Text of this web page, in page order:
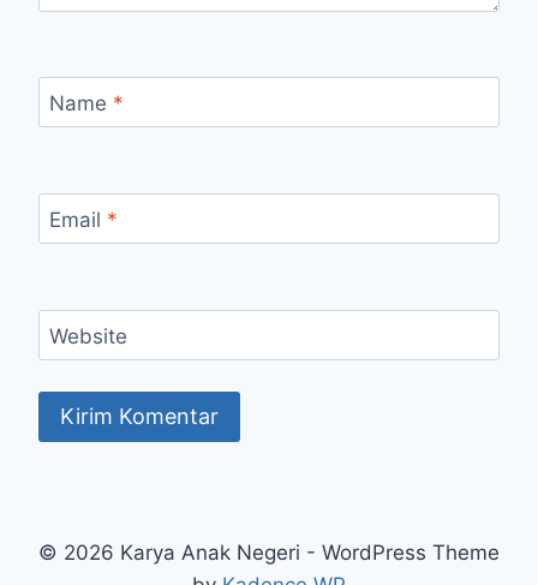
Name *
Email *
Website
© 2026 Karya Anak Negeri - WordPress Theme